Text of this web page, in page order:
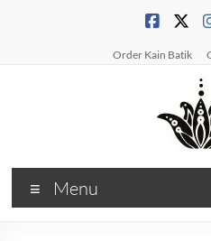
Order Kain Batik
Produsen
Menu